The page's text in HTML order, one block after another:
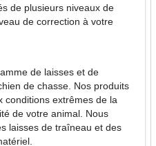
de plusieurs niveaux de
de correction à votre
de laisses et de
de chasse. Nos produits
conditions extrêmes de la
de votre animal. Nous
laisses de traîneau et des